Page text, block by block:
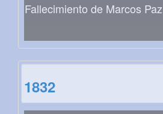
Fallecimiento de Marcos Paz
1832